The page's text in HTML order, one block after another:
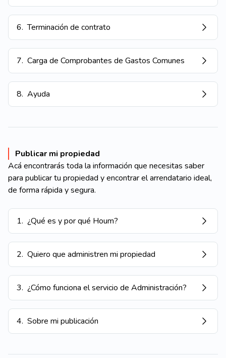
6.Terminación de contrato
7. Carga de Comprobantes de Gastos Comunes
8. Ayuda
Publicar mi propiedad
Acá encontrarás toda la información que necesitas saber
para publicar tu propiedad y encontrar el arrendatario ideal,
de forma rápida y segura.
1. ¿Qué es y por qué Houm?
2. Quiero que administren mi propiedad
3. ¿Cómo funciona el servicio de Administración?
4. Sobre mi publicación